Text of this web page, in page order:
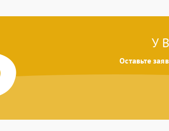
У
Оставьте